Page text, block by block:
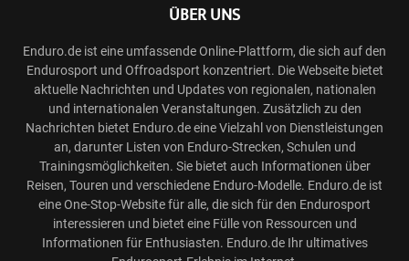
ÜBER UNS
Enduro.de ist eine umfassende Online-Plattform, die sich auf den
Endurosport und Offroadsport konzentriert. Die Webseite bietet
aktuelle Nachrichten und Updates von regionalen, nationalen
und internationalen Veranstaltungen. Zusätzlich zu den
Nachrichten bietet Enduro.de eine Vielzahl von Dienstleistungen
an, darunter Listen von Enduro-Strecken, Schulen und
Trainingsmöglichkeiten. Sie bietet auch Informationen über
Reisen, Touren und verschiedene Enduro-Modelle. Enduro.de ist
eine One-Stop-Website für alle, die sich für den Endurosport
interessieren und bietet eine Fülle von Ressourcen und
Informationen für Enthusiasten. Enduro.de Ihr ultimatives